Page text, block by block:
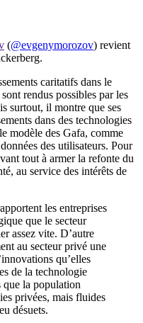
(@evgenymorozov) revient
caritatifs dans le
rendus possibles par les
surtout, il montre que ses
dans des technologies
modèle des Gafa, comme
des utilisateurs. Pour
tout à armer la refonte du
au service des intérêts de
les entreprises
que le secteur
assez vite. D’autre
au secteur privé une
qu’elles
de la technologie
que la population
privées, mais fluides
désuets.